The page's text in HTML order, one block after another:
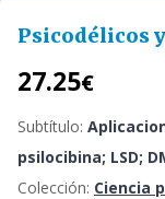
Psicodélicos
27.25€
Subtítulo:
psilocibina; LSD;
Colección: Ciencia